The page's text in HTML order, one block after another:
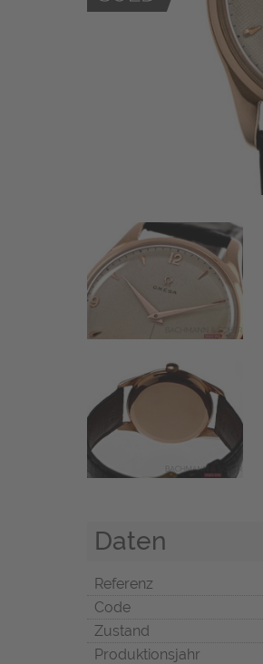
Daten
Referenz
Code
Zustand
Produktionsjahr